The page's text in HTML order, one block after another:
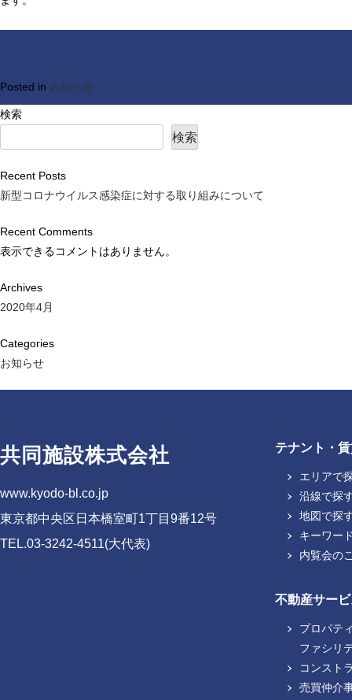
Posted in お知らせ
検索
検索
Recent Posts
新型コロナウイルス感染症に対する取り組みについて
Recent Comments
表示できるコメントはありません。
Archives
2020年4月
Categories
お知らせ
共同施設株式会社
www.kyodo-bl.co.jp
東京都中央区日本橋室町1丁目9番12号
TEL.03-3242-4511(大代表)
テナント・
エリアで
沿線で探
地図で探
キーワー
内覧会の
不動産サー
プロパテ
ファシリ
コンスト
売買仲介